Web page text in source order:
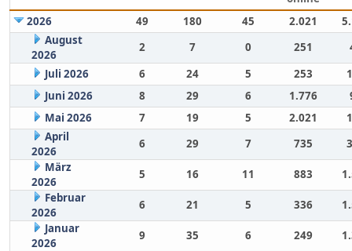
2026 49 180 45 2.021
August
2026
2 7 0 251
Juli 2026
6 24 5 253
Juni 2026
8 29 6 1.776
Mai 2026
7 19 5 2.021
April
2026
6 29 7 735
März
2026
5 16 11 883
Februar
2026
6 21 5 336
Januar
2026
9 35 6 249